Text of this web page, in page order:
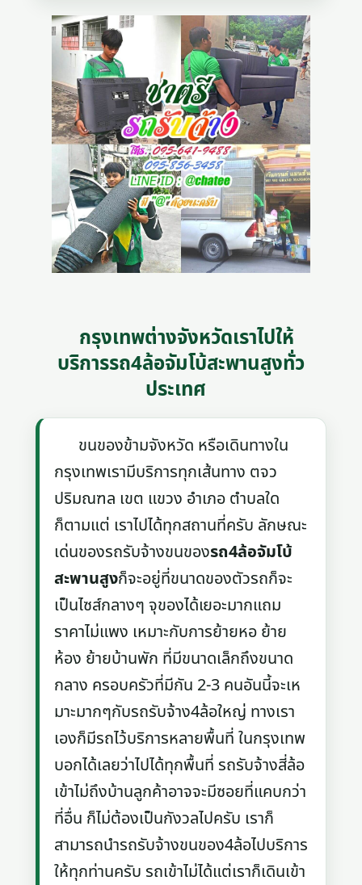
กรุงเทพต่างจังหวัดเราไปให้
บริการรถ4ล้อจัมโบ้สะพานสูงทั่ว
ประเทศ
ขนของข้ามจังหวัด หรือเดินทางใน
กรุงเทพเรามีบริการทุกเส้นทาง ตจว
ปริมณฑล เขต แขวง อำเภอ ตำบลใด
ก็ตามแต่ เราไปได้ทุกสถานที่ครับ ลักษณะ
เด่นของรถรับจ้างขนของรถ4ล้อจัมโบ้
สะพานสูงก็จะอยู่ที่ขนาดของตัวรถก็จะ
เป็นไซส์กลางๆ จุของได้เยอะมากแถม
ราคาไม่แพง เหมาะกับการย้ายหอ ย้าย
ห้อง ย้ายบ้านพัก ที่มีขนาดเล็กถึงขนาด
กลาง ครอบครัวที่มีกัน 2-3 คนอันนี้จะเห
มาะมากๆกับรถรับจ้าง4ล้อใหญ่ ทางเรา
เองก็มีรถไว้บริการหลายพื้นที่ ในกรุงเทพ
บอกได้เลยว่าไปได้ทุกพื้นที่ รถรับจ้างสี่ล้อ
เข้าไม่ถึงบ้านลูกค้าอาจจะมีซอยที่แคบกว่า
ที่อื่น ก็ไม่ต้องเป็นกังวลไปครับ เราก็
สามารถนำรถรับจ้างขนของ4ล้อไปบริการ
ให้ทุกท่านครับ รถเข้าไม่ได้แต่เราก็เดินเข้า